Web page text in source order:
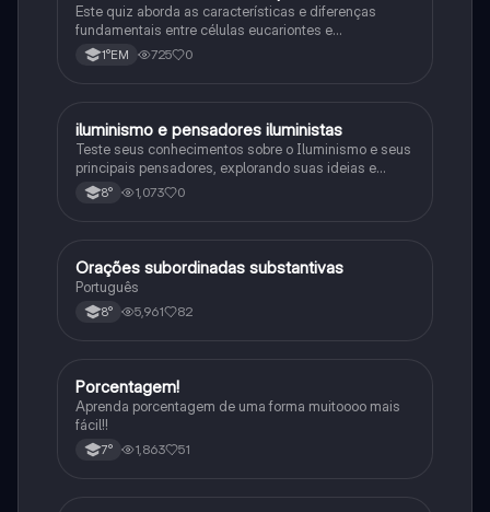
Este quiz aborda as características e diferenças
fundamentais entre células eucariontes e
procariontes.
1°EM 725 0
História
iluminismo e pensadores iluministas
Teste seus conhecimentos sobre o Iluminismo e seus
principais pensadores, explorando suas ideias e
impacto histórico.
8° 1,073 0
Português
Orações subordinadas substantivas
Português
8° 5,961 82
Matematica
Porcentagem!
Aprenda porcentagem de uma forma muitoooo mais
fácil!!
7° 1,863 51